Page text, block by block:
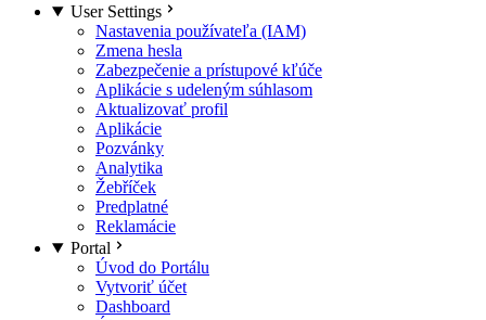
User Settings
Nastavenia používateľa (IAM)
Zmena hesla
Zabezpečenie a prístupové kľúče
Aplikácie s udeleným súhlasom
Aktualizovať profil
Aplikácie
Pozvánky
Analytika
Žebříček
Predplatné
Reklamácie
Portal
Úvod do Portálu
Vytvoriť účet
Dashboard